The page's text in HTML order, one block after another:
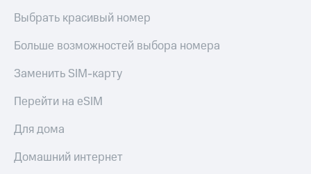
интернета
ТВ
Переводы
телефона
Выбрать красивый номер
Больше возможностей выбора номера
Заменить SIM-карту
Перейти на eSIM
Для дома
Домашний интернет